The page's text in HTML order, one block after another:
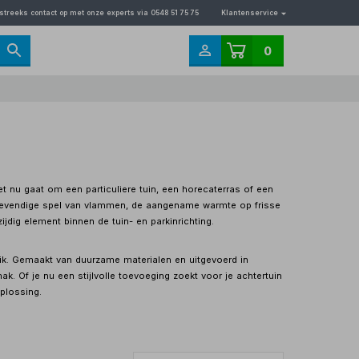
contact op met onze experts via 0548 51 75 75 Klantenservice
0
nu gaat om een particuliere tuin, een horecaterras of een
spel van vlammen, de aangename warmte op frisse
element binnen de tuin- en parkinrichting.
Gemaakt van duurzame materialen en uitgevoerd in
Of je nu een stijlvolle toevoeging zoekt voor je achtertuin